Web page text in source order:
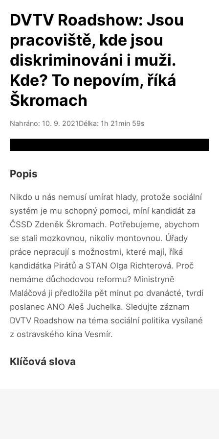
DVTV Roadshow: Jsou
pracoviště, kde jsou
diskriminováni i muži.
Kde? To nepovím, říká
Škromach
Nahráno: 10. 9. 2021Délka: 1h 21min 59s
Popis
Nikdo u nás nemusí umírat hlady, protože sociální
systém je mu schopný pomoci, míní kandidát za
ČSSD Zdeněk Škromach. Potřebujeme, abychom
se stali mozkovnou, nikoliv montovnou. Úřady
práce nepracují s možnostmi, které mají, říká
kandidátka Pirátů a STAN Olga Richterová. Proč
nemáme důchodovou reformu? Ministryně
Maláčová ji předložila pět minut po dvanácté, tvrdí
poslanec ANO Aleš Juchelka. Sledujte záznam
DVTV Roadshow na téma sociální politika vysílané
z ostravského kina Vesmír.
Klíčová slova